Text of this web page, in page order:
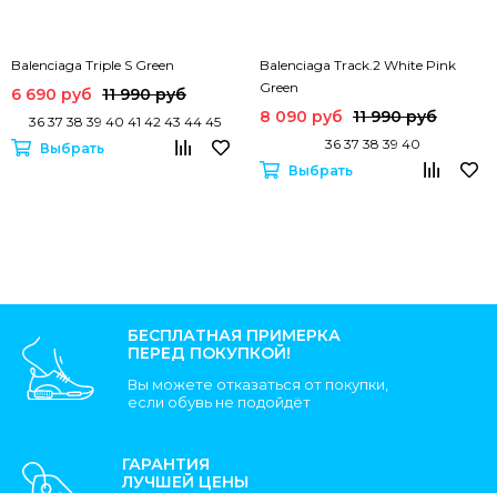
Balenciaga Triple S Green
6 690 руб 11 990 руб
36 37 38 39 40 41 42 43 44 45
Выбрать
Balenciaga Track.2 White Pink
Green
8 090 руб 11 990 руб
36 37 38 39 40
Выбрать
БЕСПЛАТНАЯ ПРИМЕРКА
ПЕРЕД ПОКУПКОЙ!
Вы можете отказаться от покупки,
если обувь не подойдёт
ГАРАНТИЯ
ЛУЧШЕЙ ЦЕНЫ